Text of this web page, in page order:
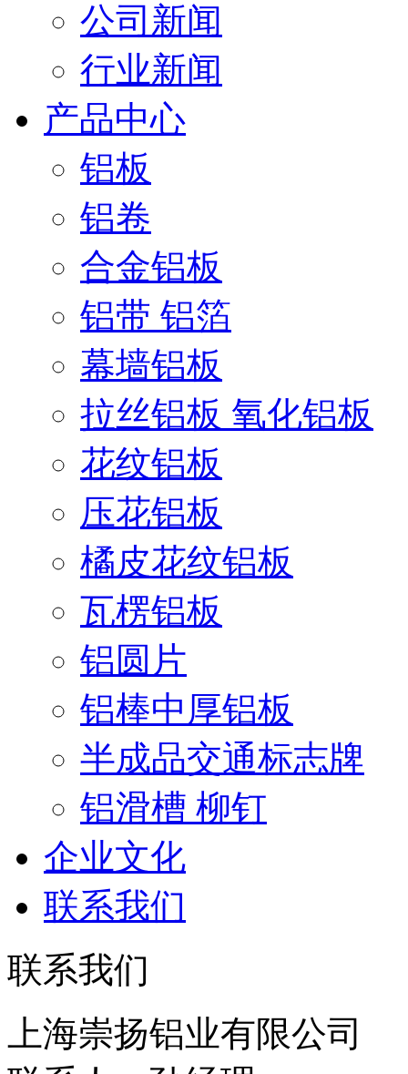
公司新闻
行业新闻
产品中心
铝板
铝卷
合金铝板
铝带 铝箔
幕墙铝板
拉丝铝板 氧化铝板
花纹铝板
压花铝板
橘皮花纹铝板
瓦楞铝板
铝圆片
铝棒中厚铝板
半成品交通标志牌
铝滑槽 柳钉
企业文化
联系我们
联系我们
上海崇扬铝业有限公司